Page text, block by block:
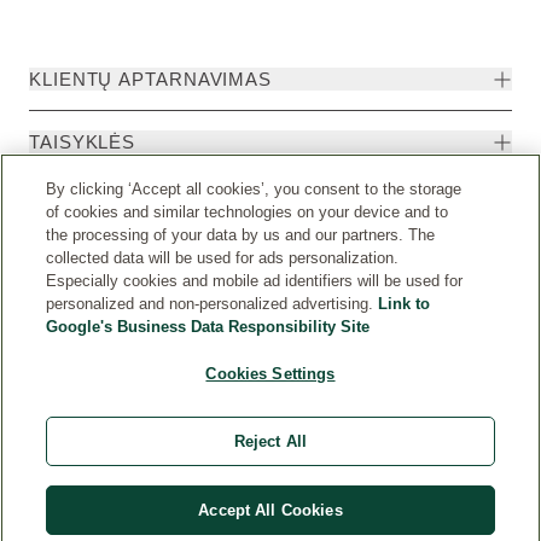
KLIENTŲ APTARNAVIMAS
TAISYKLĖS
Weleda International © Weleda 2026
By clicking ‘Accept all cookies’, you consent to the storage
of cookies and similar technologies on your device and to
the processing of your data by us and our partners. The
collected data will be used for ads personalization.
Especially cookies and mobile ad identifiers will be used for
personalized and non-personalized advertising. Link to
Google's Business Data Responsibility Site
Cookies Settings
Reject All
Accept All Cookies